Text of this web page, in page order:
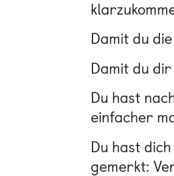
Damit du
Damit du
Du hast
einfacher
Du hast
gemerkt: